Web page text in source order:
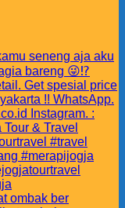
ombak ber